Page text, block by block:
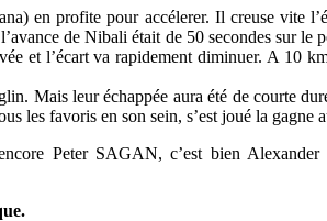
en profite pour accélerer. Il creuse vite
de Nibali était de 50 secondes sur le
et l’écart va rapidement diminuer. A 10
Mais leur échappée aura été de courte
les favoris en son sein, s’est joué la gagne
Peter SAGAN, c’est bien